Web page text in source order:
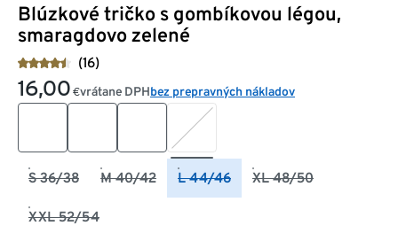
Blúzkové tričko s gombíkovou légou,
smaragdovo zelené
(16)
16,00 €vrátane DPHbez prepravných nákladov
S 36/38 M 40/42 L 44/46 XL 48/50
XXL 52/54